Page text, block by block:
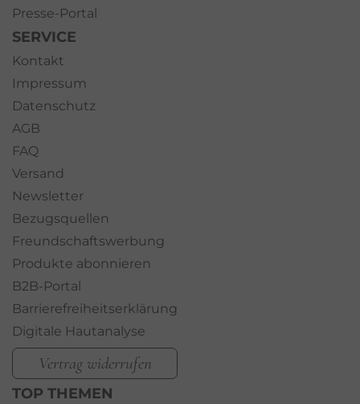
Presse-Portal
SERVICE
Kontakt
Impressum
Datenschutz
AGB
FAQ
Versand
Newsletter
Bezugsquellen
Freundschaftswerbung
Produkte abonnieren
B2B-Portal
Barrierefreiheitserklärung
Digitale Hautanalyse
Vertrag widerrufen
TOP THEMEN